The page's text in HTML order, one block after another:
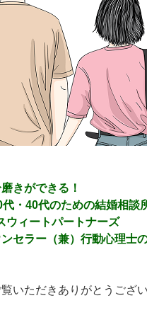
きができる！
・40代のための結婚相談
ウィートパートナーズ
セラー（兼）行動心理士
いただきありがとうござい